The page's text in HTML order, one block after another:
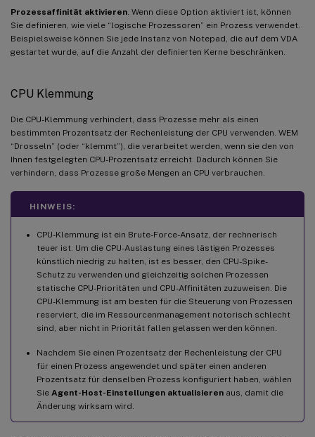
Prozessaffinität aktivieren . Wenn diese Option aktiviert ist, können
Sie definieren, wie viele “logische Prozessoren” ein Prozess verwendet.
Beispielsweise können Sie jede Instanz von Notepad, die auf dem VDA
gestartet wurde, auf die Anzahl der definierten Kerne beschränken.
CPU Klemmung
Die CPU-Klemmung verhindert, dass Prozesse mehr als einen
bestimmten Prozentsatz der Rechenleistung der CPU verwenden. WEM
“Drosseln” (oder “klemmt”), die verarbeitet werden, wenn sie den von
Ihnen festgelegten CPU-Prozentsatz erreicht. Dadurch können Sie
verhindern, dass Prozesse große Mengen an CPU verbrauchen.
HINWEIS:
CPU-Klemmung ist ein Brute-Force-Ansatz, der rechnerisch
teuer ist. Um die CPU-Auslastung eines lästigen Prozesses
künstlich niedrig zu halten, ist es besser, den CPU-Spike-
Schutz zu verwenden und gleichzeitig solchen Prozessen
statische CPU-Prioritäten und CPU-Affinitäten zuzuweisen. Die
CPU-Klemmung ist am besten für die Steuerung von Prozessen
reserviert, die im Ressourcenmanagement notorisch schlecht
sind, aber nicht in Priorität fallen gelassen werden können.
Nachdem Sie einen Prozentsatz der Rechenleistung der CPU
für einen Prozess angewendet und später einen anderen
Prozentsatz für denselben Prozess konfiguriert haben, wählen
Sie Agent-Host-Einstellungen aktualisieren aus, damit die
Änderung wirksam wird.